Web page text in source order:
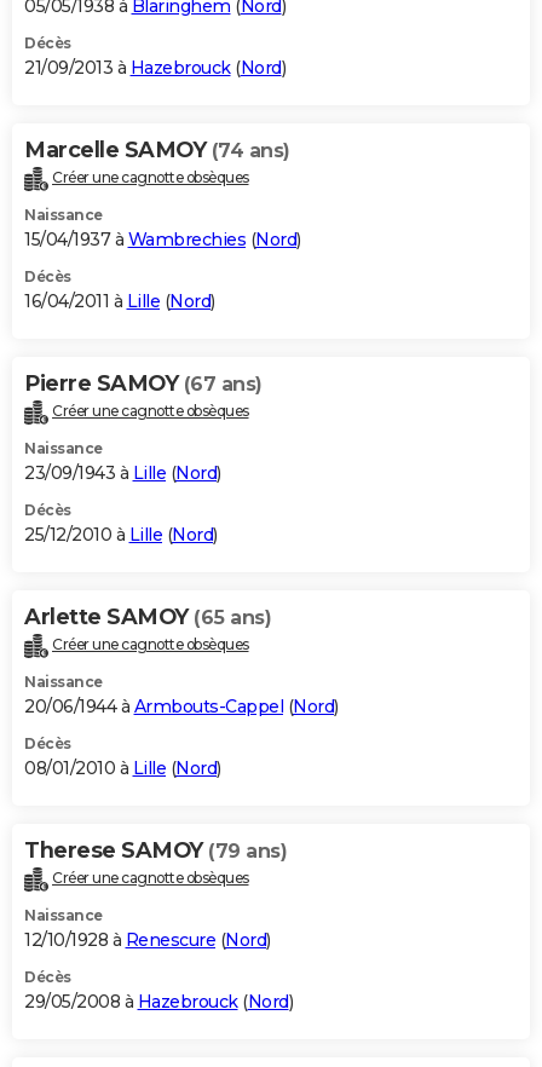
05/05/1938 à Blaringhem ( Nord)
Décès
21/09/2013 à Hazebrouck(Nord)
Marcelle SAMOY (74 ans)
Créer une cagnotte obsèques
Naissance
15/04/1937 à Wambrechies (Nord)
Décès
16/04/2011 à Lille (Nord)
Pierre SAMOY (67 ans)
Créer une cagnotte obsèques
Naissance
23/09/1943 à Lille (Nord)
Décès
25/12/2010 à Lille (Nord)
Arlette SAMOY (65 ans)
Créer une cagnotte obsèques
Naissance
20/06/1944 à Armbouts-Cappel (Nord)
Décès
08/01/2010 à Lille (Nord)
Therese SAMOY (79 ans)
Créer une cagnotte obsèques
Naissance
12/10/1928 à Renescure (Nord)
Décès
29/05/2008 à Hazebrouck(Nord)